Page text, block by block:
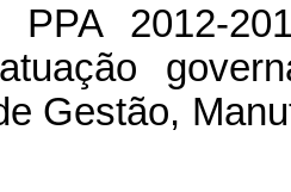
2012-
Gestão,